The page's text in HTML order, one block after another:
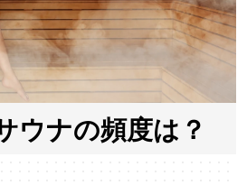
ウナの頻度は？